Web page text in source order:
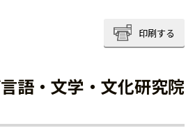
印刷する
語・文学・文化研究院